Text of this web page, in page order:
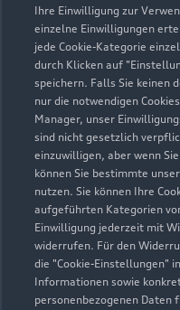
Ihre Einwilligung zur
einzelne Einwilligungen
jede Cookie-Kategorie
durch Klicken auf
speichern. Falls Sie keinen
nur die notwendigen
Manager, unser
sind nicht gesetzlich
einzuwilligen, aber wenn
können Sie bestimmte
nutzen. Sie können Ihre
aufgeführten Kategorien
Einwilligung jederzeit mit
widerrufen. Für den
die "Cookie-Einstellungen"
Informationen sowie
personenbezogenen Daten
Zu den Rädern